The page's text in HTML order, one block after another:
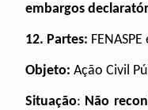
embargos
12. Partes: FENASPE
Objeto: Ação Civil
Situação: Não